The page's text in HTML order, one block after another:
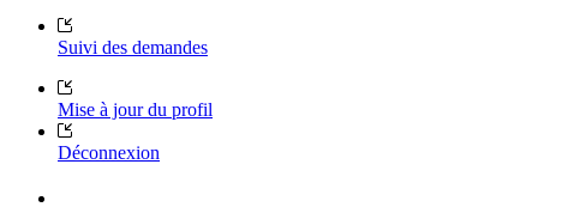
Suivi des demandes
Mise à jour du profil
Déconnexion